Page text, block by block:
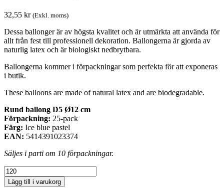
32,55 kr (Exkl. moms)
Dessa ballonger är av högsta kvalitet och är utmärkta att använda för
allt från fest till professionell dekoration. Ballongerna är gjorda av
naturlig latex och är biologiskt nedbrytbara.
Ballongerna kommer i förpackningar som perfekta för att exponeras
i butik.
These balloons are made of natural latex and are biodegradable.
Rund ballong D5 Ø12 cm
Förpackning: 25-pack
Färg: Ice blue pastel
EAN: 5414391023374
Säljes i parti om 10 förpackningar.
Premiumförpackning
Ø12
Lägg till i varukorg